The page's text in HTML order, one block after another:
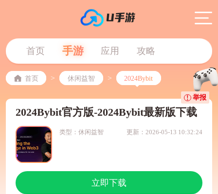
首页 手游 应用 攻略
首页 > 休闲益智 > 2024Bybit
2024Bybit官方版-2024Bybit最新版下载
类型：休闲益智 更新：2026-05-13 10:32:24
立即下载
举报